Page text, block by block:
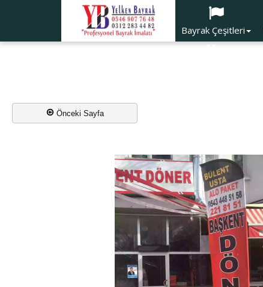
Bayrak Çeşitleri
Önceki Sayfa